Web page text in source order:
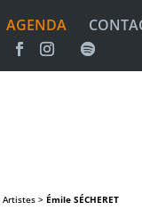
AGENDA
Artistes > Émile SÉCHERET